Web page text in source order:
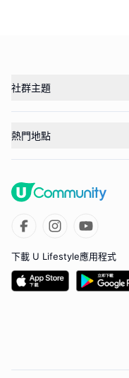
社群主題
熱門地點
下載 U Lifestyle應用程式